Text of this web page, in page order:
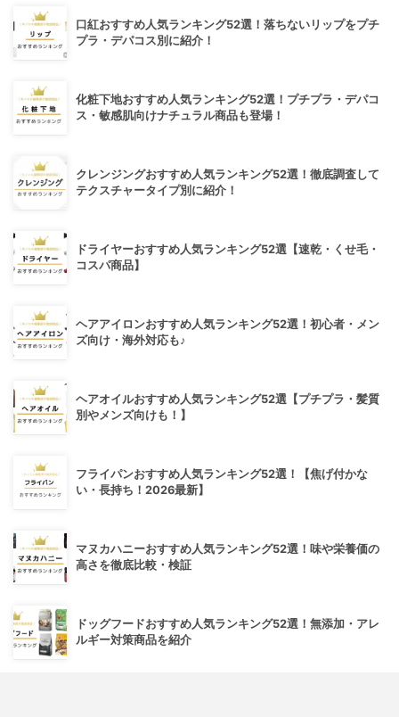
口紅おすすめ人気ランキング52選！落ちないリップをプチ
プラ・デパコス別に紹介！
化粧下地おすすめ人気ランキング52選！プチプラ・デパコ
ス・敏感肌向けナチュラル商品も登場！
クレンジングおすすめ人気ランキング52選！徹底調査して
テクスチャータイプ別に紹介！
ドライヤーおすすめ人気ランキング52選【速乾・くせ毛・
コスパ商品】
ヘアアイロンおすすめ人気ランキング52選！初心者・メン
ズ向け・海外対応も♪
ヘアオイルおすすめ人気ランキング52選【プチプラ・髪質
別やメンズ向けも！】
フライパンおすすめ人気ランキング52選！【焦げ付かな
い・長持ち！2026最新】
マヌカハニーおすすめ人気ランキング52選！味や栄養価の
高さを徹底比較・検証
ドッグフードおすすめ人気ランキング52選！無添加・アレ
ルギー対策商品を紹介